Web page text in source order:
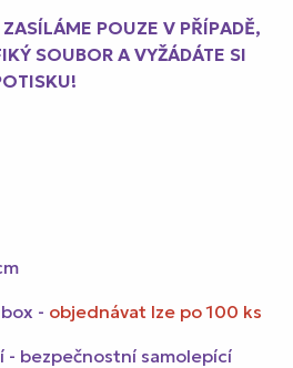
POUZE V PŘÍPADĚ,
SOUBOR A VYŽÁDÁTE SI
- objednávat lze po 100 ks
- bezpečnostní samolepící